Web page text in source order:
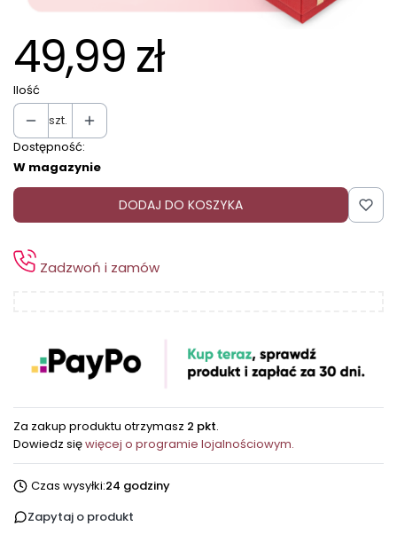
49,99 zł
Ilość
szt.
Dostępność:
W magazynie
DODAJ DO KOSZYKA
Zadzwoń i zamów
Za zakup produktu otrzymasz 2 pkt.
Dowiedz sięwięcej o programie lojalnościowym.
Czas wysyłki:24 godziny
Zapytaj o produkt